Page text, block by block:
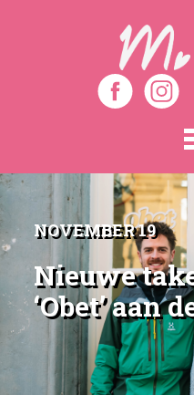
NOVEMBER 19
Nieuwe
‘Obet’ aan